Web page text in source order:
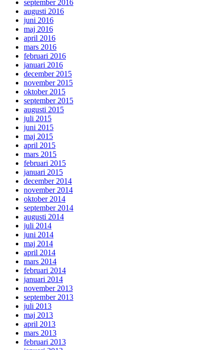
september 2016
augusti 2016
juni 2016
maj 2016
april 2016
mars 2016
februari 2016
januari 2016
december 2015
november 2015
oktober 2015
september 2015
augusti 2015
juli 2015
juni 2015
maj 2015
april 2015
mars 2015
februari 2015
januari 2015
december 2014
november 2014
oktober 2014
september 2014
augusti 2014
juli 2014
juni 2014
maj 2014
april 2014
mars 2014
februari 2014
januari 2014
november 2013
september 2013
juli 2013
maj 2013
april 2013
mars 2013
februari 2013